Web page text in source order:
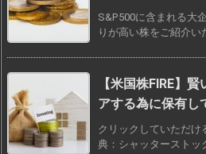
S&P500に含まれる大
りが高い株をご紹介い
【米国株FIRE】
アする為に保有し
クリックしていただけ
典：シャッターストッ